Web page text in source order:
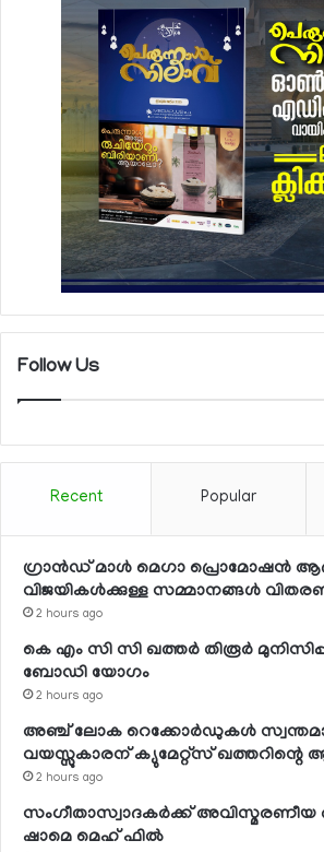
Follow Us
Recent Popular
ഗ്രാന്‍ഡ് മാള്‍ മെഗാ പ്രൊമോഷന്‍
വിജയികള്‍ക്കുള്ള സമ്മാനങ്ങള്‍
2 hours ago
കെ എം സി സി ഖത്തര്‍ തിരൂര്‍
ബോഡി യോഗം
2 hours ago
അഞ്ച് ലോക റെക്കോര്‍ഡുകള്‍
വയസ്സുകാരന് ക്യുമേറ്റ്‌സ് ഖത്തറിന്റെ
2 hours ago
സംഗീതാസ്വാദകര്‍ക്ക് അവിസ്മരണീയ
ഷാമെ മെഹ് ഫില്‍